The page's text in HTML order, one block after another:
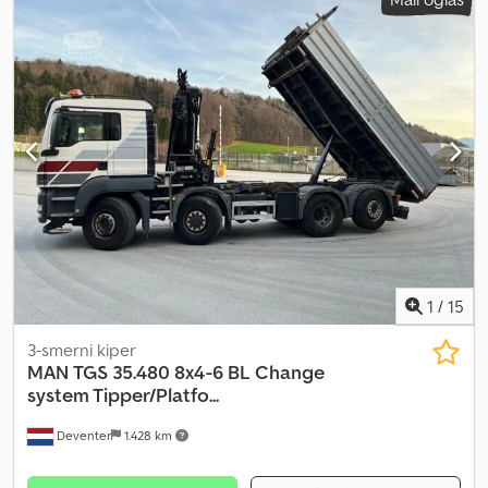
dužan da se lično uveri u stanje i opremu robe / vozila.
Zadržavamo pravo na izmene, međuprodaju i greške.
9 (zadnje), * Pritisak u gumama: 0 (prednje / zadnje), * Širina traga:
1125 mm, * Nosivost pri vertikalnom jarbolu i navedenoj dodatnoj
opremi, * Visina podizanja: 5550 mm, * Nosivost: 2040 kg na 500
mm, 1860 kg na 600 mm, 1710 kg na 700 mm, * Promene,
međuprodaja i greške su mogući. Dcsdpei Tfapjfx Agfsk
1 / 15
Deventer 1.428 km
3-smerni kiper
MAN TGS 35.480 8x4-6 BL Change
system Tipper/Platfo...